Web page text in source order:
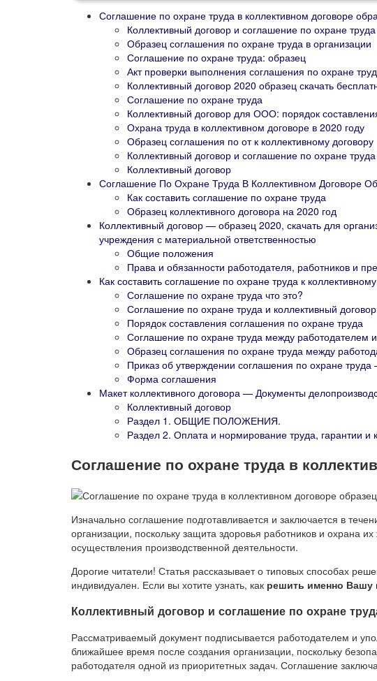
Соглашение по охране труда в коллективном договоре
Коллективный договор и соглашение по охране
Образец соглашения по охране труда в организации
Соглашение по охране труда: образец
Акт проверки выполнения соглашения по охране
Коллективный договор 2020 образец скачать
Соглашение по охране труда
Коллективный договор для ООО: порядок
Охрана труда в коллективном договоре в 2020 году
Образец соглашения по от к коллективному договору
Коллективный договор и соглашение по охране труда
Коллективный договор
Соглашение По Охране Труда В Коллективном Договоре
Как составить соглашение по охране труда
Образец коллективного договора на 2020 год
Коллективный договор — образец 2020, скачать для
учреждения с материальной ответственностью
Общие положения
Права и обязанности работодателя, работников и
Как составить соглашение по охране труда к
Соглашение по охране труда что это?
Соглашение по охране труда и коллективный договор
Порядок составления соглашения по охране труда
Соглашение по охране труда между работодателем
Образец соглашения по охране труда между
Приказ об утверждении соглашения по охране
Форма соглашения
Макет коллективного договора — Документы
Коллективный договор
Раздел 1. ОБЩИЕ ПОЛОЖЕНИЯ.
Раздел 2. Оплата и нормирование труда, гарантии и
Соглашение по охране труда в
Изначально соглашение подготавливается и заключается в
организации, поскольку защита здоровья работников и охрана
осуществления производственной деятельности.
Дорогие читатели! Статья рассказывает о типовых способах
индивидуален. Если вы хотите узнать, как решить именно Вашу
Коллективный договор и соглашение по охране
Рассматриваемый документ подписывается работодателем и
ближайшее время после создания организации, поскольку
работодателя одной из приоритетных задач. Соглашение